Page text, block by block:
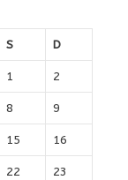
S D
1 2
8 9
15 16
22 23